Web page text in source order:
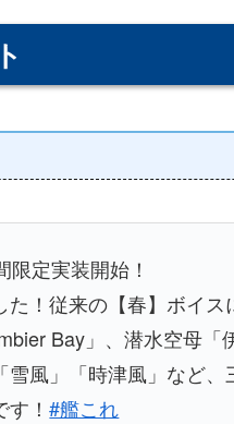
定実装開始！
！従来の【春】ボイス
Bay」、潜水空母「
雪風」「時津風」など
す！#艦これ